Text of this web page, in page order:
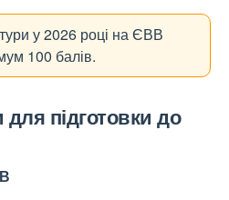
у 2026 році на ЄВВ
100 балів.
для підготовки до